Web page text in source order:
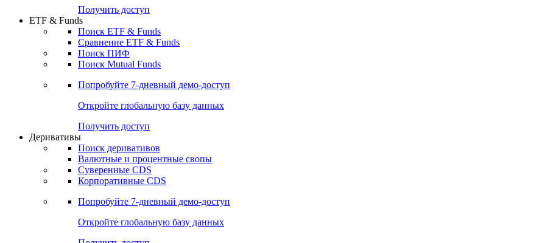
Попробуйте7-дневный
Откройте глобальную базу данных
Получить доступ
ETF & Funds
Поиск ETF & Funds
Сравнение ETF & Funds
Поиск ПИФ
Поиск Mutual Funds
Попробуйте7-дневный
Откройте глобальную базу данных
Получить доступ
Деривативы
Поиск деривативов
Валютные и процентные свопы
Суверенные CDS
Корпоративные CDS
Попробуйте7-дневный